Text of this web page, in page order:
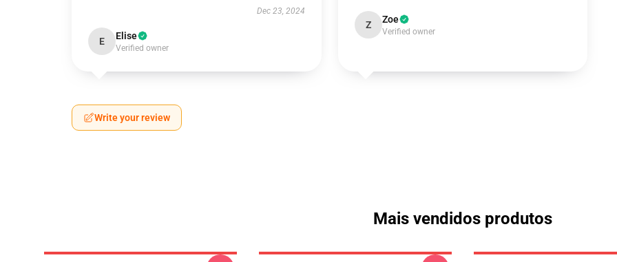
Dec 23, 2024
E Elise
Verified owner
Z Zoe
Verified owner
Write your review
Mais vendidos produtos